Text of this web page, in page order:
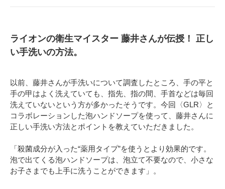
ライオンの衛生マイスター 藤井さんが伝授！ 正し
い手洗いの方法。
以前、藤井さんが手洗いについて調査したところ、手の平と
手の甲はよく洗えていても、指先、指の間、手首などは毎回
洗えていないという方が多かったそうです。今回〈GLR〉と
コラボレーションした泡ハンドソープを使って、藤井さんに
正しい手洗い方法とポイントを教えていただきました。
「殺菌成分が入った“薬用タイプ”を使うとより効果的です。
泡で出てくる泡ハンドソープは、泡立て不要なので、小さな
お子さまでも上手に洗うことができます」。